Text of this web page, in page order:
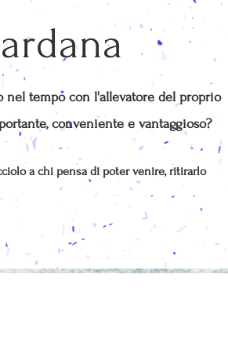
nel tempo con l'allevatore del proprio
conveniente e vantaggioso?
a chi pensa di poter venire, ritirarlo